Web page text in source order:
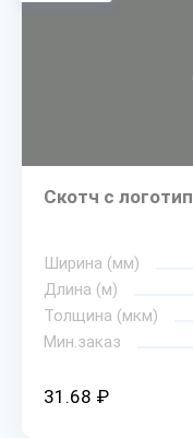
Скотч с
Ширина (мм)
Длина (м)
Толщина (мкм)
Мин.заказ
31.68 ₽